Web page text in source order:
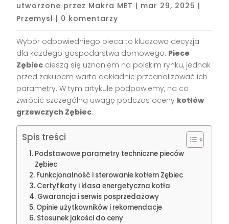
utworzone przez Makra MET | mar 29, 2025 |
Przemysł | 0 komentarzy
Wybór odpowiedniego pieca to kluczowa decyzja
dla każdego gospodarstwa domowego. Piece
Zębiec cieszą się uznaniem na polskim rynku, jednak
przed zakupem warto dokładnie przeanalizować ich
parametry. W tym artykule podpowiemy, na co
zwrócić szczególną uwagę podczas oceny kotłów
grzewczych Zębiec.
Spis treści
Podstawowe parametry techniczne pieców
Zębiec
Funkcjonalność i sterowanie kotłem Zębiec
Certyfikaty i klasa energetyczna kotła
Gwarancja i serwis posprzedażowy
Opinie użytkowników i rekomendacje
Stosunek jakości do ceny